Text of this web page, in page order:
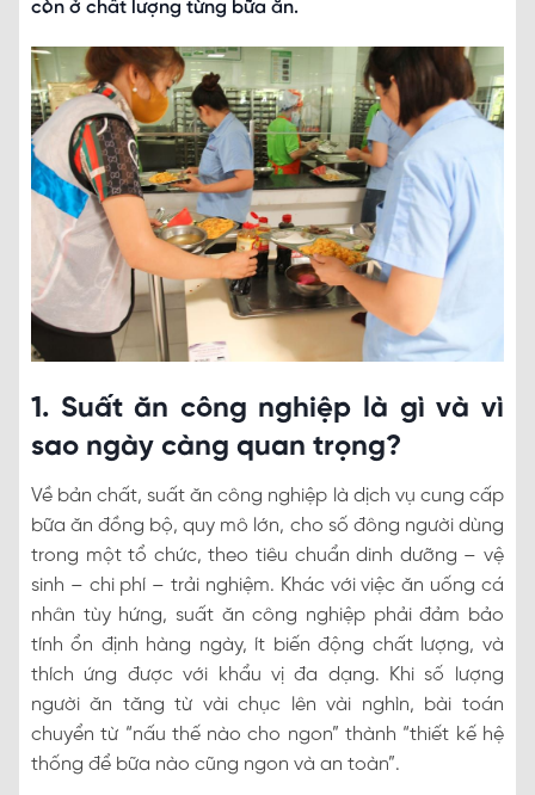
còn ở chất lượng từng bữa ăn.
1. Suất ăn công nghiệp là gì và vì
sao ngày càng quan trọng?
Về bản chất, suất ăn công nghiệp là dịch vụ cung cấp
bữa ăn đồng bộ, quy mô lớn, cho số đông người dùng
trong một tổ chức, theo tiêu chuẩn dinh dưỡng – vệ
sinh – chi phí – trải nghiệm. Khác với việc ăn uống cá
nhân tùy hứng, suất ăn công nghiệp phải đảm bảo
tính ổn định hàng ngày, ít biến động chất lượng, và
thích ứng được với khẩu vị đa dạng. Khi số lượng
người ăn tăng từ vài chục lên vài nghìn, bài toán
chuyển từ “nấu thế nào cho ngon” thành “thiết kế hệ
thống để bữa nào cũng ngon và an toàn”.